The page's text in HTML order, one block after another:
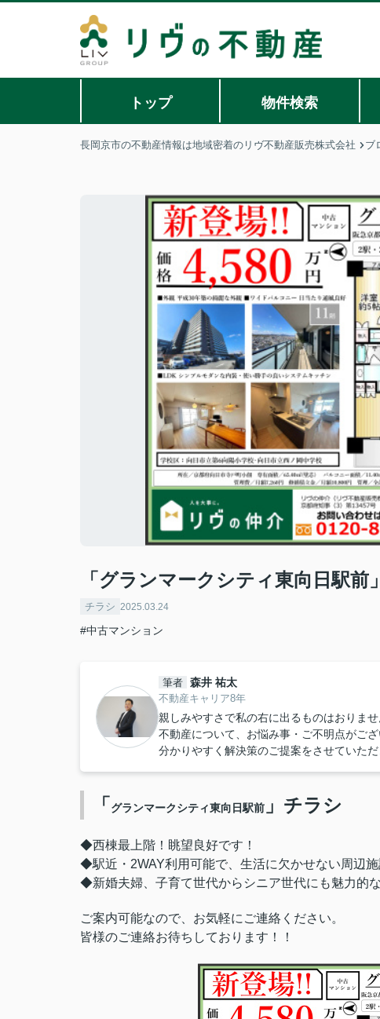
トップ 物件検索
長岡京市の不動産情報は地域密着のリヴ不動産販売株式会社 ブ
「グランマークシティ東向日駅前
チラシ 2025.03.24
#中古マンション
筆者 森井 祐太
不動産キャリア8年
親しみやすさで私の右に出るものはおりませ
不動産について、お悩み事・ご不明点がご
分かりやすく解決策のご提案をさせていただ
「 グランマークシティ東向日駅前 」チラシ
◆西棟最上階！眺望良好です！
◆駅近・2WAY利用可能で、生活に欠かせない周辺施
◆新婚夫婦、子育て世代からシニア世代にも魅力的
ご案内可能なので、お気軽にご連絡ください。
皆様のご連絡お待ちしております！！